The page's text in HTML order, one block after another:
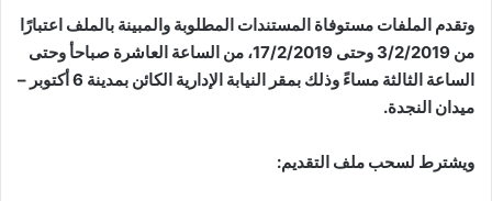
وتقدم الملفات مستوفاة المستندات المطلوبة والمبينة بالملف اعتبارًا
من 3/2/2019 وحتى 17/2/2019، من الساعة العاشرة صباحأ وحتى
الساعة الثالثة مساءً وذلك بمقر النيابة الإدارية الكائن بمدينة 6 أكتوبر –
ميدان النجدة.
ويشترط لسحب ملف التقديم: